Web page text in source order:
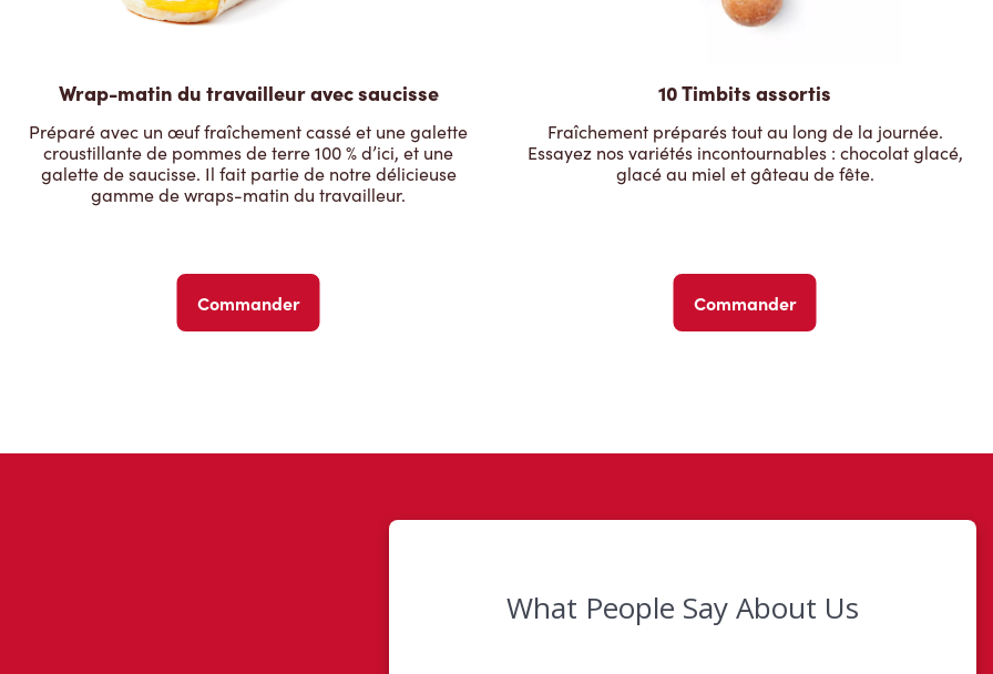
Wrap-matin du travailleur avec saucisse
Préparé avec un œuf fraîchement cassé et une galette
croustillante de pommes de terre 100 % d’ici, et une
galette de saucisse. Il fait partie de notre délicieuse
gamme de wraps-matin du travailleur.
Commander
10 Timbits assortis
Fraîchement préparés tout au long de la journée.
Essayez nos variétés incontournables : chocolat glacé,
glacé au miel et gâteau de fête.
Commander